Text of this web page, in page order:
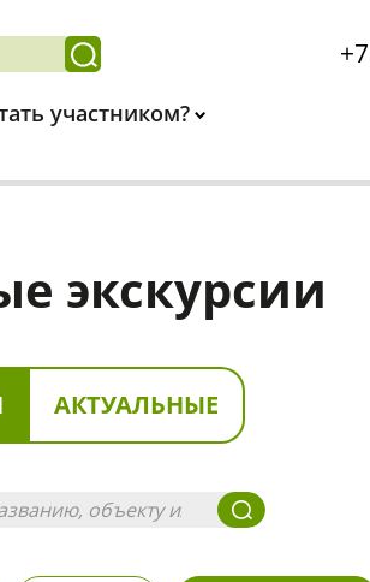
участником?
экскурсии
АКТУАЛЬНЫЕ